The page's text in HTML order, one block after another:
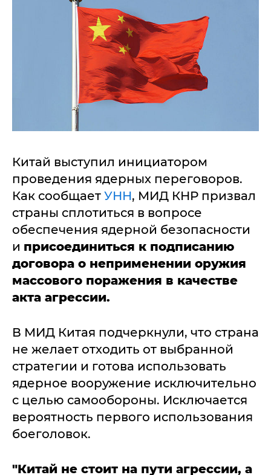
Китай выступил инициатором
проведения ядерных переговоров.
Как сообщает УНН, МИД КНР призвал
страны сплотиться в вопросе
обеспечения ядерной безопасности
и присоединиться к подписанию
договора о неприменении оружия
массового поражения в качестве
акта агрессии.
В МИД Китая подчеркнули, что страна
не желает отходить от выбранной
стратегии и готова использовать
ядерное вооружение исключительно
с целью самообороны. Исключается
вероятность первого использования
боеголовок.
"Китай не стоит на пути агрессии, а